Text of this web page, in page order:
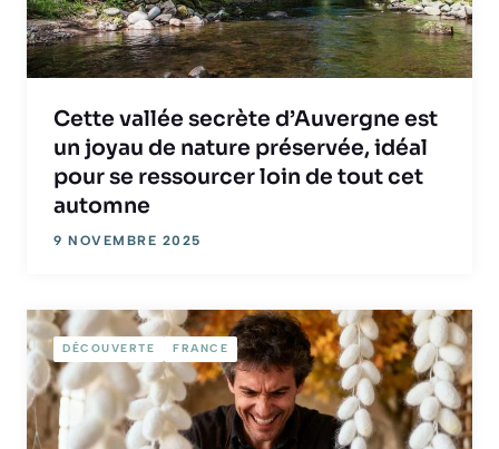
Cette vallée secrète d’Auvergne est
un joyau de nature préservée, idéal
pour se ressourcer loin de tout cet
automne
9 NOVEMBRE 2025
DÉCOUVERTE FRANCE